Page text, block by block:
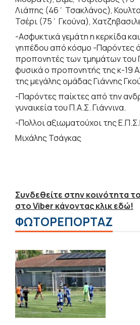
Λιάπης (46΄ Τσακλάνος),
Τσέρι (75΄ Γκούνα),
-Ασφυκτικά γεμάτη η κερκίδα
γηπέδου από κόσμο -Παρόντες
προπονητές των τμημάτων του
φυσικά ο προπονητής της κ-19
της μεγάλης ομάδας Γιάννης
-Παρόντες παίκτες από την
γυναικεία του Π.Α.Σ. Γιάννινα.
-Πολλοι αξιωματούχοι της
Μιχάλης Τσάγκας
Συνδεθείτε στην κοινότητα
στο Viber κάνοντας κλικ εδώ!
ΦΩΤΟΡΕΠΟΡΤΑΖ